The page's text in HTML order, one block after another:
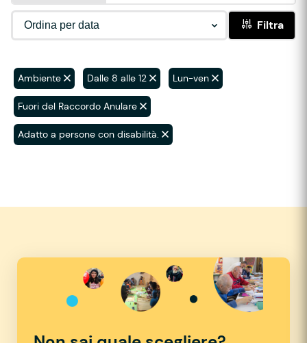
Filtra
Ambiente Dalle 8 alle 12 Lun-ven
Fuori del Raccordo Anulare
Adatto a persone con disabilità.